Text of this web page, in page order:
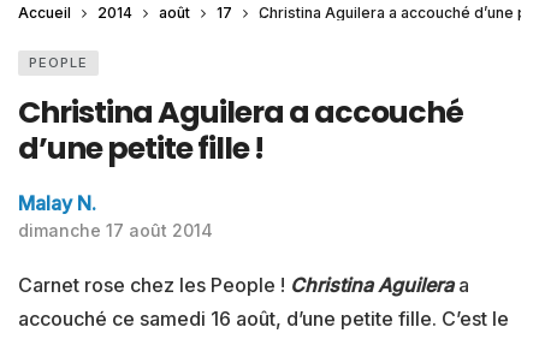
Accueil 2014 août 17 Christina Aguilera a accouché d’une
PEOPLE
Christina Aguilera a accouché
d’une petite fille !
Malay N.
dimanche 17 août 2014
Carnet rose chez les People ! Christina Aguileraa
accouché ce samedi 16 août, d’une petite fille. C’est le